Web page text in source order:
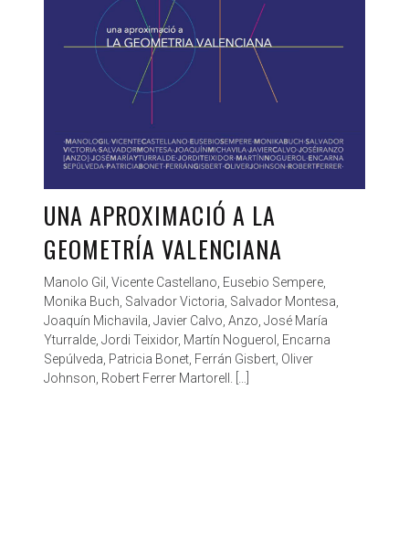
UNA APROXIMACIÓ A LA
GEOMETRÍA VALENCIANA
Manolo Gil, Vicente Castellano, Eusebio Sempere,
Monika Buch, Salvador Victoria, Salvador Montesa,
Joaquín Michavila, Javier Calvo, Anzo, José María
Yturralde, Jordi Teixidor, Martín Noguerol, Encarna
Sepúlveda, Patricia Bonet, Ferrán Gisbert, Oliver
Johnson, Robert Ferrer Martorell. […]